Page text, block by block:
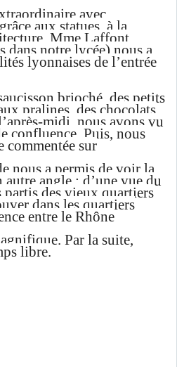
avec
aux statues, à la
Mme Laffont
dans notre lycée) nous a
lyonnaises de l’entrée
brioché, des petits
pralines, des chocolats
midi, nous avons vu
confluence. Puis, nous
commentée sur
nous a permis de voir la
angle : d’une vue du
des vieux quartiers
dans les quartiers
entre le Rhône
Par la suite,
libre.